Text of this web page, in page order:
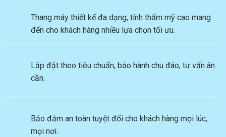
Thang máy thiết kế đa dạng, tính thẩm mỹ cao mang
đến cho khách hàng nhiều lựa chọn tối ưu.
Lắp đặt theo tiêu chuẩn, bảo hành chu đáo, tư vấn ân
cần.
Bảo đảm an toàn tuyệt đối cho khách hàng mọi lúc,
mọi nơi.